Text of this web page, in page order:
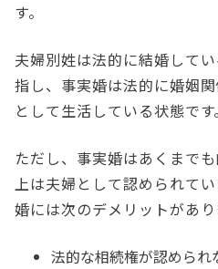
す。
夫婦別姓は法的に結婚して
指し、事実婚は法的に婚姻
として生活している状態です
ただし、事実婚はあくまで
上は夫婦として認められて
婚には次のデメリットがあり
法的な相続権が認められ